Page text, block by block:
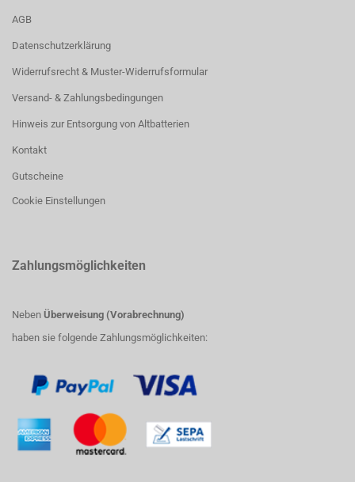
AGB
Datenschutzerklärung
Widerrufsrecht & Muster-Widerrufsformular
Versand- & Zahlungsbedingungen
Hinweis zur Entsorgung von Altbatterien
Kontakt
Gutscheine
Cookie Einstellungen
Zahlungsmöglichkeiten
Neben Überweisung (Vorabrechnung)
haben sie folgende Zahlungsmöglichkeiten: